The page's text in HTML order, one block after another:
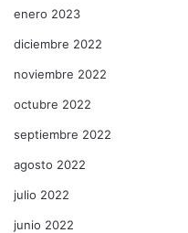
enero 2023
diciembre 2022
noviembre 2022
octubre 2022
septiembre 2022
agosto 2022
julio 2022
junio 2022